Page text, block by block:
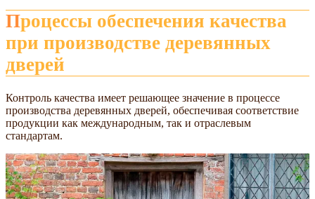
Процессы обеспечения качества
при производстве деревянных
дверей
Контроль качества имеет решающее значение в процессе
производства деревянных дверей, обеспечивая соответствие
продукции как международным, так и отраслевым
стандартам.